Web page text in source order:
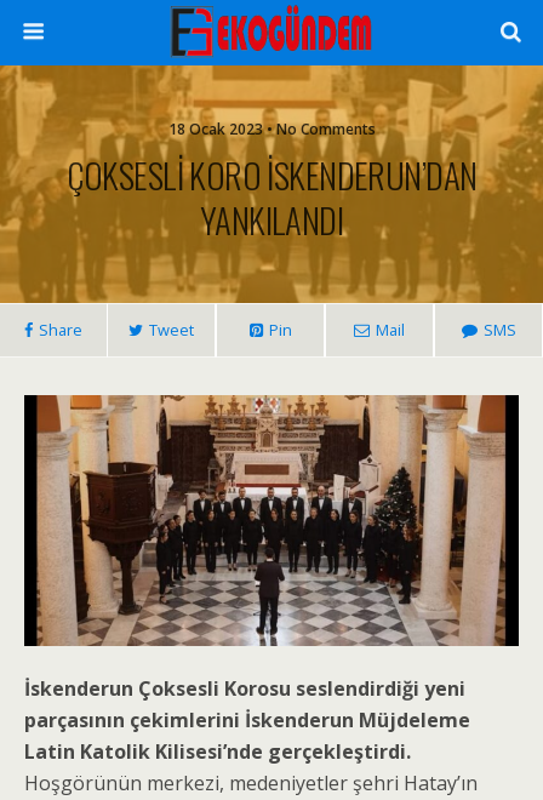
18 Ocak 2023 • No Comments
ÇOKSESLİ KORO İSKENDERUN’DAN
YANKILANDI
Share Tweet Pin Mail SMS
İskenderun Çoksesli Korosu seslendirdiği yeni
parçasının çekimlerini İskenderun Müjdeleme
Latin Katolik Kilisesi’nde gerçekleştirdi.
Hoşgörünün merkezi, medeniyetler şehri Hatay’ın